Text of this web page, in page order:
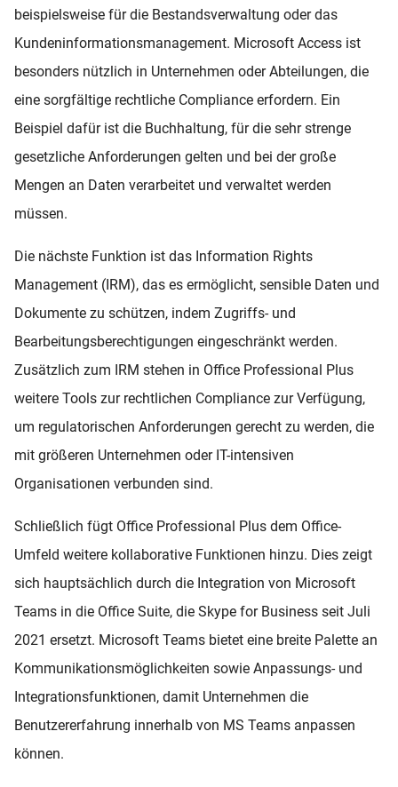
beispielsweise für die Bestandsverwaltung oder das
Kundeninformationsmanagement. Microsoft Access ist
besonders nützlich in Unternehmen oder Abteilungen, die
eine sorgfältige rechtliche Compliance erfordern. Ein
Beispiel dafür ist die Buchhaltung, für die sehr strenge
gesetzliche Anforderungen gelten und bei der große
Mengen an Daten verarbeitet und verwaltet werden
müssen.
Die nächste Funktion ist das Information Rights
Management (IRM), das es ermöglicht, sensible Daten und
Dokumente zu schützen, indem Zugriffs- und
Bearbeitungsberechtigungen eingeschränkt werden.
Zusätzlich zum IRM stehen in Office Professional Plus
weitere Tools zur rechtlichen Compliance zur Verfügung,
um regulatorischen Anforderungen gerecht zu werden, die
mit größeren Unternehmen oder IT-intensiven
Organisationen verbunden sind.
Schließlich fügt Office Professional Plus dem Office-
Umfeld weitere kollaborative Funktionen hinzu. Dies zeigt
sich hauptsächlich durch die Integration von Microsoft
Teams in die Office Suite, die Skype for Business seit Juli
2021 ersetzt. Microsoft Teams bietet eine breite Palette an
Kommunikationsmöglichkeiten sowie Anpassungs- und
Integrationsfunktionen, damit Unternehmen die
Benutzererfahrung innerhalb von MS Teams anpassen
können.